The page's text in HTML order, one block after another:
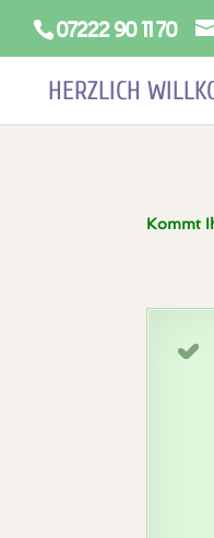
07222 90 11 70
HERZLICH
Kommt